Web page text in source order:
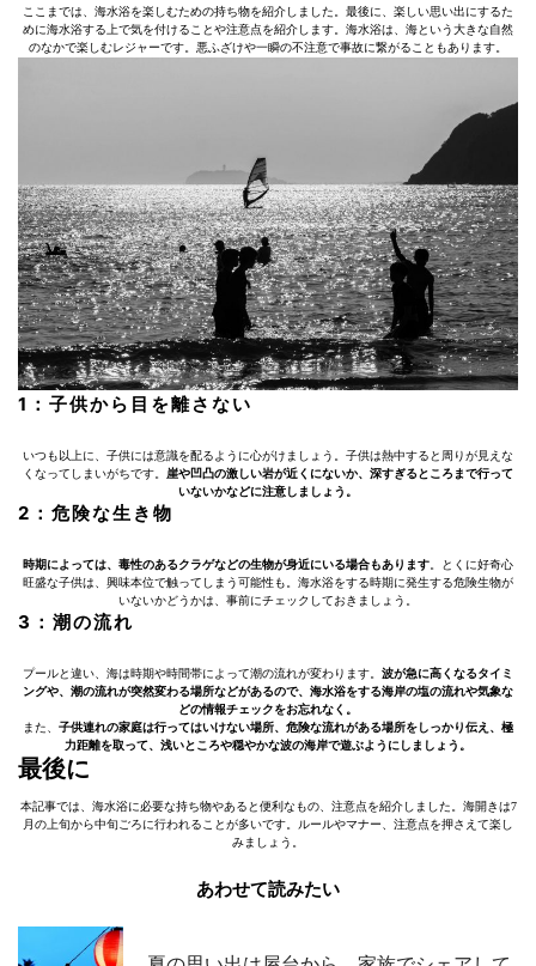
ここまでは、海水浴を楽しむための持ち物を紹介しました。最後に、楽しい思い出にするた
めに海水浴する上で気を付けることや注意点を紹介します。海水浴は、海という大きな自然
のなかで楽しむレジャーです。悪ふざけや一瞬の不注意で事故に繋がることもあります。
1：子供から目を離さない
いつも以上に、子供には意識を配るように心がけましょう。子供は熱中すると周りが見えな
くなってしまいがちです。 崖や凹凸の激しい岩が近くにないか、深すぎるところまで行って
いないかなどに注意しましょう。
2：危険な生き物
時期によっては、毒性のあるクラゲなどの生物が身近にいる場合もあります。とくに好奇心
旺盛な子供は、興味本位で触ってしまう可能性も。海水浴をする時期に発生する危険生物が
いないかどうかは、事前にチェックしておきましょう。
3：潮の流れ
プールと違い、海は時期や時間帯によって潮の流れが変わります。 波が急に高くなるタイミ
ングや、潮の流れが突然変わる場所などがあるので、海水浴をする海岸の塩の流れや気象な
どの情報チェックをお忘れなく。
また、 子供連れの家庭は行ってはいけない場所、危険な流れがある場所をしっかり伝え、極
力距離を取って、浅いところや穏やかな波の海岸で遊ぶようにしましょう。
最後に
本記事では、海水浴に必要な持ち物やあると便利なもの、注意点を紹介しました。海開きは7
月の上旬から中旬ごろに行われることが多いです。ルールやマナー、注意点を押さえて楽し
みましょう。
あわせて読みたい